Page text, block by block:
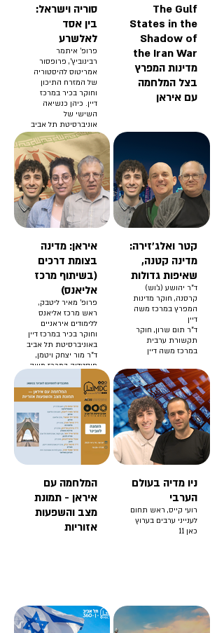
The Gulf
States in the
Shadow of
the Iran War
מדינות המפרץ
בצל המלחמה
עם איראן
סוריה וישראל:
בין אסד
לאלשרע
פרופ' איתמר
רבינוביץ', פרופסור
אמריטוס להיסטוריה
של המזרח התיכון
וחוקר בכיר במרכז
דיין. כיהן כנשיאה
השישי של
אוניברסיטת תל אביב
וכשגריר ישראל
בארצות הברית.
לשעבר ראש צוות
המשא ומתן לשיחות
עם סוריה.
קטר ואלג'זירה:
מדינה קטנה,
שאיפות גדולות
ד"ר יהושע (ג'וש)
קרסנה, חוקר מדינות
המפרץ במרכז משה
דיין
ד"ר תום שרון, חוקר
תקשורת ערבית
במרכז משה דיין
איראן: מדינה
בצומת דרכים
(בשיתוף מרכז
אליאנס)
פרופ' מאיר ליטבק,
ראש מרכז אליאנס
ללימודים איראניים
וחוקר בכיר במרכז דיין
באוניברסיטת תל אביב
ד"ר מור יצחק ויטמן,
פוסטדוק במרכז משה
ניו מדיה בעולם
הערבי
רועי קייס, ראש תחום
לענייני ערבים בערוץ
כאן 11
המלחמה עם
איראן - תמונת
מצב והשפעות
אזוריות